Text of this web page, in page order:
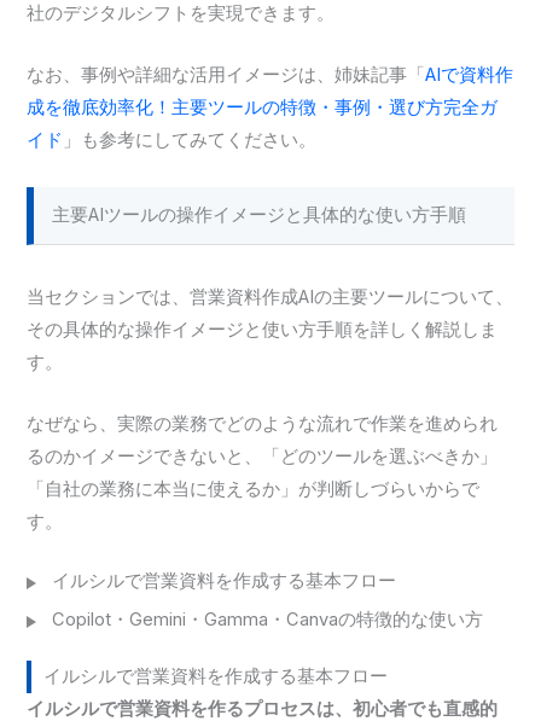
社のデジタルシフトを実現できます。
なお、事例や詳細な活用イメージは、姉妹記事「AIで資料作
成を徹底効率化！主要ツールの特徴・事例・選び方完全ガ
イド 」も参考にしてみてください。
主要AIツールの操作イメージと具体的な使い方手順
当セクションでは、営業資料作成AIの主要ツールについて、
その具体的な操作イメージと使い方手順を詳しく解説しま
す。
なぜなら、実際の業務でどのような流れで作業を進められ
るのかイメージできないと、「どのツールを選ぶべきか」
「自社の業務に本当に使えるか」が判断しづらいからで
す。
イルシルで営業資料を作成する基本フロー
Copilot・Gemini・Gamma・Canvaの特徴的な使い方
イルシルで営業資料を作成する基本フロー
イルシルで営業資料を作るプロセスは、初心者でも直感的